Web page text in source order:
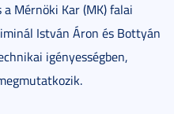
Mérnöki Kar (MK) falai
István Áron és Bottyán
igényességben,